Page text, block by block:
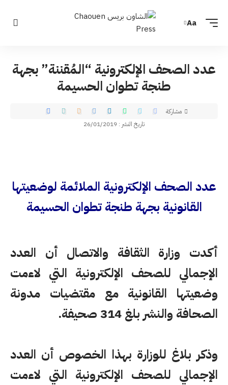
Aa
عدد الصحف الإلكترونية “المُقننة” بجهة
طنجة تطوان الحسيمة
تاريخ النشر : 26/01/2019
مشاركة
عدد الصحف الإلكترونية الملائمة لوضعيتها
القانونية بجهة طنجة تطوان الحسيمة
أكدت وزارة الثقافة والاتصال أن العدد
الإجمالي للصحف الإلكترونية التي لاءمت
وضعيتها القانونية مع مقتضيات مدونة
الصحافة والنشر بلغ 314 صحيفة.
وذكر بلاغ للوزارة بهذا الخصوص أن العدد
الإجمالي للصحف الإلكترونية التي لاءمت